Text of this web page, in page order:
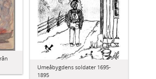
Umeåbygdens soldater 1695-
1895